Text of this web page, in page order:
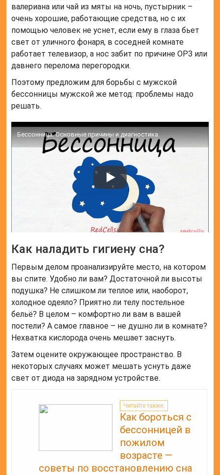
валериана или чай из мяты на ночь, пустырник –
очень хорошие, работающие средства, но с их
помощью человек не уснет, если ему в глаза бьет
свет от уличного фонаря, в соседней комнате
работает телевизор, а нос забит по причине ОРЗ или
давнего перелома перегородки.
Поэтому предложим для борьбы с мужской
бессонницы мужской же метод: проблемы надо
решать.
Бессонница. Основные причины и диагностика.
Как наладить гигиену сна?
Первым делом проанализируйте место, на котором
вы спите. Удобно ли вам? Достаточной ли высоты
подушка? Не слишком ли теплое или, наоборот,
холодное одеяло? Приятно ли телу постельное
бельё? В целом – комфортно ли вам в вашей
постели? А самое главное – не душно ли в комнате?
Нехватка кислорода очень мешает заснуть.
Затем оцените окружающее пространство. В
некоторых случаях может мешать уснуть даже
свет от диода на зарядном устройстве.
Читайте также:
Как бороться с
бессонницей в
пожилом
возрасте —
советы по восстановлению сна